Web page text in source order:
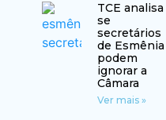
TCE analisa
se
secretários
de Esmênia
podem
ignorar a
Câmara
Ver mais »